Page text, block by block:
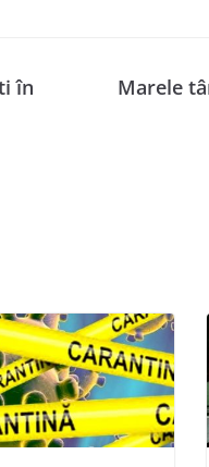
în
Marele